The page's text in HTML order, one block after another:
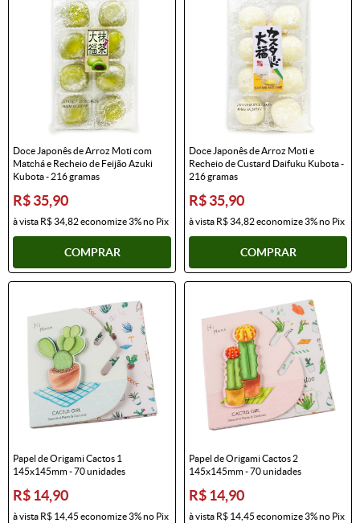
Doce Japonês de Arroz Moti com
Matchá e Recheio de Feijão Azuki
Kubota - 216 gramas
R$ 35,90
à vista R$ 34,82economize3%no Pix
COMPRAR
Doce Japonês de Arroz Moti e
Recheio de Custard Daifuku Kubota -
216 gramas
R$ 35,90
à vista R$ 34,82economize3%no Pix
COMPRAR
Papel de Origami Cactos 1
145x145mm - 70 unidades
R$ 14,90
à vista R$ 14,45 economize3%no Pix
Papel de Origami Cactos 2
145x145mm - 70 unidades
R$ 14,90
à vista R$ 14,45 economize3%no Pix